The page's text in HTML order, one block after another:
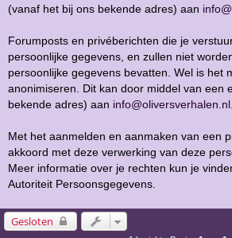
(vanaf het bij ons bekende adres) aan
Forumposts en privéberichten die je
persoonlijke gegevens, en zullen niet
persoonlijke gegevens bevatten. Wel is het
anonimiseren. Dit kan door middel van een
bekende adres) aan info@oliversverhalen.nl
Met het aanmelden en aanmaken van een
akkoord met deze verwerking van deze
Meer informatie over je rechten kun je
Autoriteit Persoonsgegevens.
Gesloten